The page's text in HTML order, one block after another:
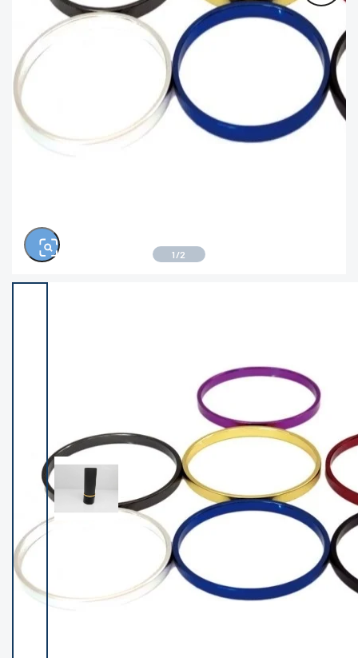
この条件で検索する
悪
著しく状態が悪いが使用はで
きるもの、改造品も含む
※ルアー、エギ、雑品、その他につきましては
ランク表記はございません。 状態は写真にて
ご確認ください。
1 /2